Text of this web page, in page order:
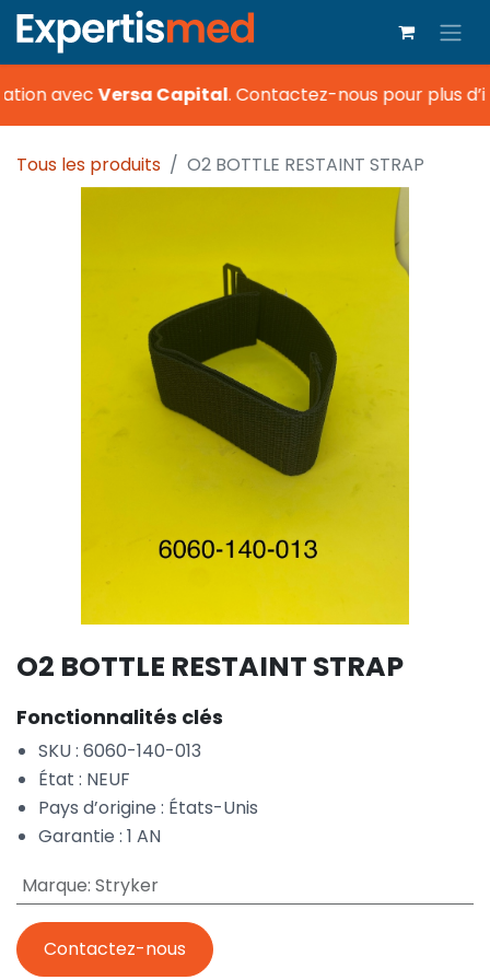
avecVersa Capital.Contactez-nous pour plus
Tous les produits O2 BOTTLE RESTAINT STRAP
O2 BOTTLE RESTAINT STRAP
Fonctionnalités clés
SKU : 6060-140-013
État : NEUF
Pays d’origine : États-Unis
Garantie : 1 AN
Marque: Stryker
Contactez-nous